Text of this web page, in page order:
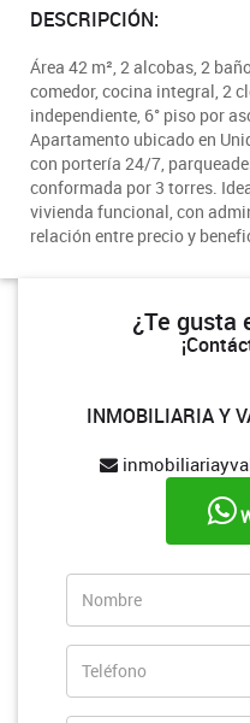
DESCRIPCIÓN:
Área 42 m², 2 alcobas, 2
comedor, cocina integral, 2
independiente, 6° piso por
Apartamento ubicado en
con portería 24/7,
conformada por 3 torres.
vivienda funcional, con
relación entre precio y
¿Te gusta
INMOBILIARIA Y